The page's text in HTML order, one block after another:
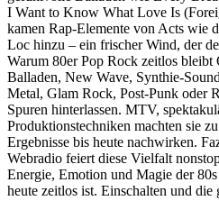
I Want to Know What Love Is
kamen Rap-Elemente von Acts wie
Loc hinzu – ein frischer Wind, der
Warum 80er Pop Rock zeitlos bleibt
Balladen, New Wave, Synthie-
Metal, Glam Rock, Post-Punk oder
Spuren hinterlassen. MTV,
Produktionstechniken machten sie
Ergebnisse bis heute nachwirken.
Webradio feiert diese Vielfalt
Energie, Emotion und Magie der
heute zeitlos ist. Einschalten und die